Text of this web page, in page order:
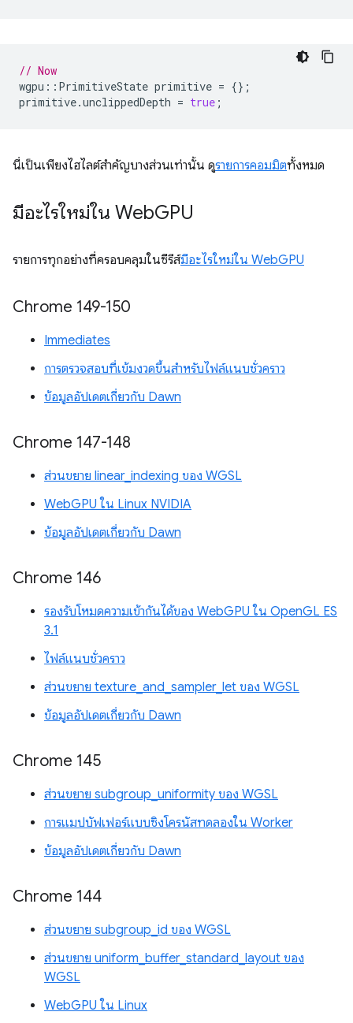
// Now
wgpu :: PrimitiveState primitive = {};
primitive.unclippedDepth = true ;
นี่เป็นเพียงไฮไลต์สำคัญบางส่วนเท่านั้น ดูรายการคอมมิตทั้งหมด
มีอะไรใหม่ใน WebGPU
รายการทุกอย่างที่ครอบคลุมในซีรีส์มีอะไรใหม่ใน WebGPU
Chrome 149-150
Immediates
การตรวจสอบที่เข้มงวดขึ้นสำหรับไฟล์แนบชั่วคราว
ข้อมูลอัปเดตเกี่ยวกับ Dawn
Chrome 147-148
ส่วนขยาย linear_indexing ของ WGSL
WebGPU ใน Linux NVIDIA
ข้อมูลอัปเดตเกี่ยวกับ Dawn
Chrome 146
รองรับโหมดความเข้ากันได้ของ WebGPU ใน OpenGL ES
3.1
ไฟล์แนบชั่วคราว
ส่วนขยาย texture_and_sampler_let ของ WGSL
ข้อมูลอัปเดตเกี่ยวกับ Dawn
Chrome 145
ส่วนขยาย subgroup_uniformity ของ WGSL
การแมปบัฟเฟอร์แบบซิงโครนัสทดลองใน Worker
ข้อมูลอัปเดตเกี่ยวกับ Dawn
Chrome 144
ส่วนขยาย subgroup_id ของ WGSL
ส่วนขยาย uniform_buffer_standard_layout ของ
WGSL
WebGPU ใน Linux